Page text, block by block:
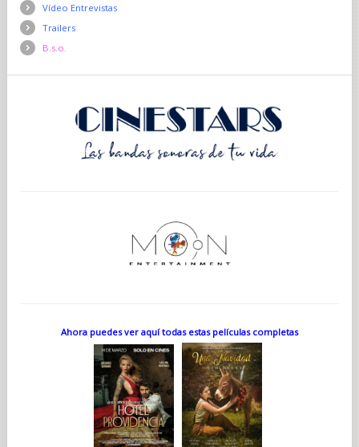
Vídeo Entrevistas
Trailers
B.s.o.
Ahora puedes ver aquí todas estas películas completas